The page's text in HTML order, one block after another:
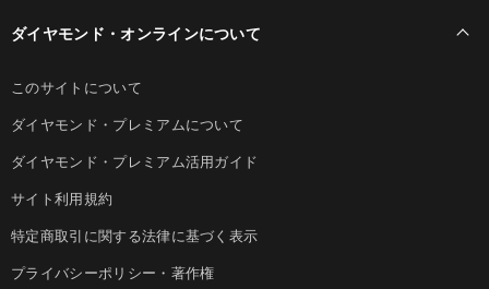
ダイヤモンド・オンラインについて
このサイトについて
ダイヤモンド・プレミアムについて
ダイヤモンド・プレミアム活用ガイド
サイト利用規約
特定商取引に関する法律に基づく表示
プライバシーポリシー・著作権